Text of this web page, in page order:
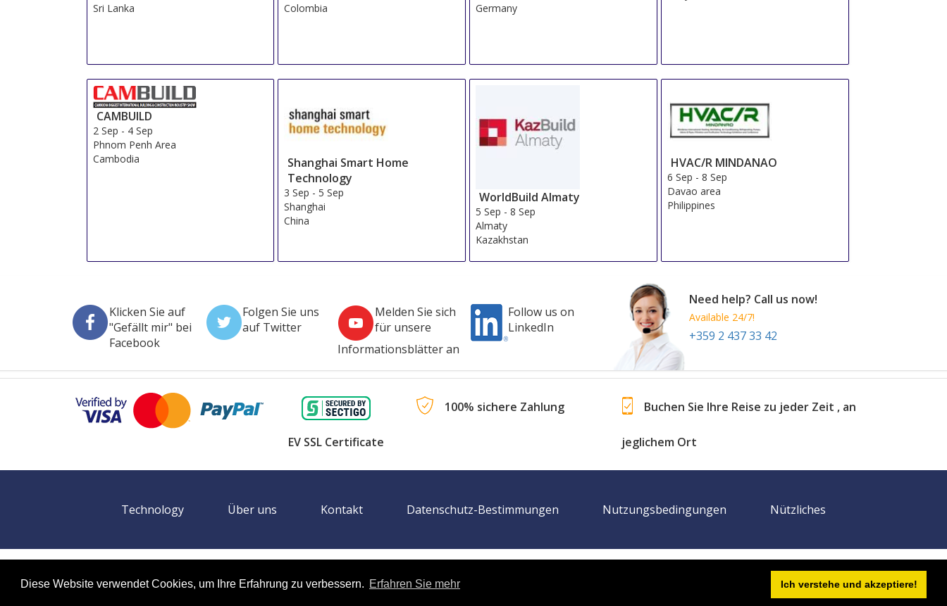
Diese Website verwendet Cookies, um Ihre Erfahrung zu verbessern. Erfahren Sie mehr Ich verstehe und akzeptiere!
Sri Lanka
Colombia
Germany
CAMBUILD
2 Sep - 4 Sep
Phnom Penh Area
Cambodia
Shanghai Smart Home
Technology
3 Sep -5 Sep
Shanghai
China
WorldBuild Almaty
5 Sep -8 Sep
Almaty
Kazakhstan
HVAC/R MINDANAO
6 Sep -8 Sep
Davao area
Philippines
Klicken Sie auf
"Gefällt mir" bei
Facebook
Folgen Sie uns
auf Twitter
Melden Sie sich
für unsere
Informationsblätter an
Follow us on
LinkedIn
Need help? Call us now!
Available 24/7!
+359 2 437 33 42
EV SSL Certificate
100% sichere Zahlung Buchen Sie Ihre Reise zu jeder Zeit , an
jeglichem Ort
Technology Über uns Kontakt Datenschutz-Bestimmungen Nutzungsbedingungen Nützliches
©2026 Booking EXPO alle Rechte vorbehalten
Sitemap
Booking Expo haftet nicht für den Inhalt externer Webseiten
Sprache +359 2 437 33 42